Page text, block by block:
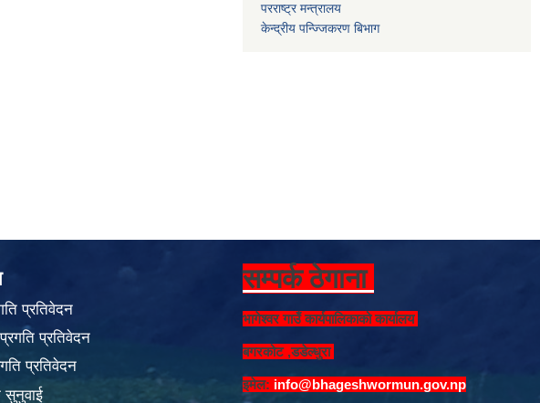
परराष्ट्र मन्त्रालय
केन्द्रीय पन्ज्जिकरण बिभाग
प्रतिवेदन
प्रतिवेदन
प्रतिवेदन
सुनुवाई
सम्पर्क ठेगाना
भागेश्वर गाउँ कार्यपालिकाको कार्यालय
बगरकोट ,डडेल्धुरा
इमेल: info@bhageshwormun.gov.np